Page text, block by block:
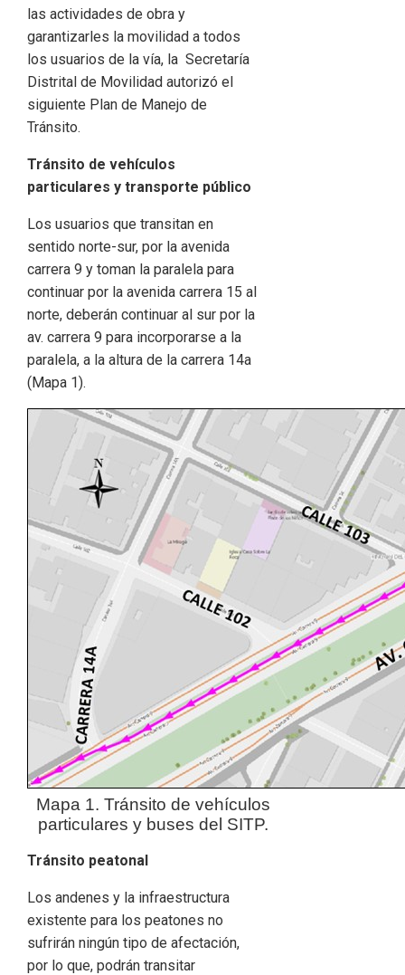
las actividades de obra y
garantizarles la movilidad a todos
los usuarios de la vía, la Secretaría
Distrital de Movilidad autorizó el
siguiente Plan de Manejo de
Tránsito.
Tránsito de vehículos
particulares y transporte público
Los usuarios que transitan en
sentido norte-sur, por la avenida
carrera 9 y toman la paralela para
continuar por la avenida carrera 15 al
norte, deberán continuar al sur por la
av. carrera 9 para incorporarse a la
paralela, a la altura de la carrera 14a
(Mapa 1).
Mapa 1. Tránsito de vehículos
particulares y buses del SITP.
Tránsito peatonal
Los andenes y la infraestructura
existente para los peatones no
sufrirán ningún tipo de afectación,
por lo que, podrán transitar